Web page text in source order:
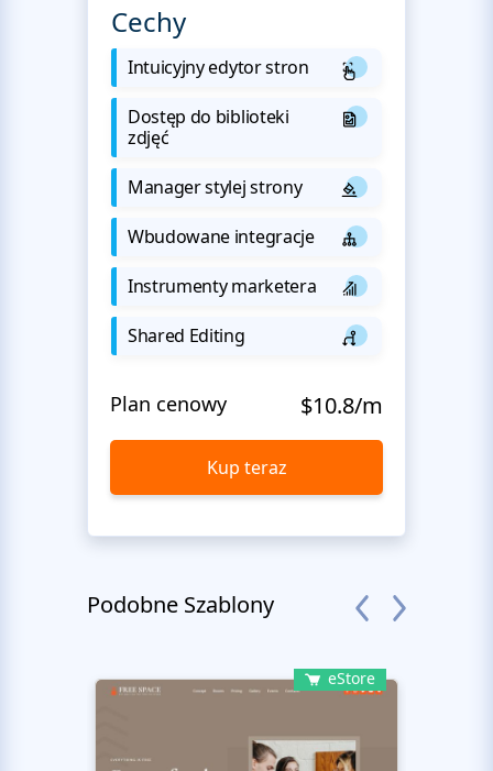
Cechy
Intuicyjny edytor stron
Dostęp do biblioteki
zdjęć
Manager stylej strony
Wbudowane integracje
Instrumenty marketera
Shared Editing
Plan cenowy $10.8/m
Kup teraz
Podobne Szablony
eStore